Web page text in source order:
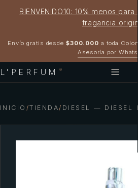
BIENVENIDO10: 10% menos
fragancia
Envío gratis desde $300.000 a toda
Asesoría por
L'PERFUM ®
INICIO /TIENDA/ DIESEL — DIESEL